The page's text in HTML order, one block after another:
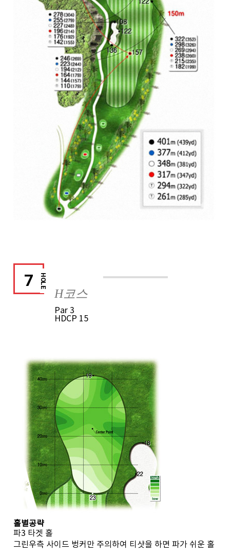
7 HOLE
H코스
Par 3
HDCP 15
홀별공략
파3 타겟 홀
그린우측 사이드 벙커만 주의하여 티샷을 하면 파가 쉬운 홀